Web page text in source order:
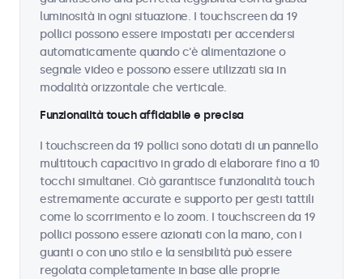
luminosità in ogni situazione. I touchscreen da 19
pollici possono essere impostati per accendersi
automaticamente quando c'è alimentazione o
segnale video e possono essere utilizzati sia in
modalità orizzontale che verticale.
Funzionalità touch affidabile e precisa
I touchscreen da 19 pollici sono dotati di un pannello
multitouch capacitivo in grado di elaborare fino a 10
tocchi simultanei. Ciò garantisce funzionalità touch
estremamente accurate e supporto per gesti tattili
come lo scorrimento e lo zoom. I touchscreen da 19
pollici possono essere azionati con la mano, con i
guanti o con uno stilo e la sensibilità può essere
regolata completamente in base alle proprie